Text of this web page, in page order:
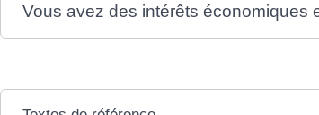
Vous avez des intérêts économiques